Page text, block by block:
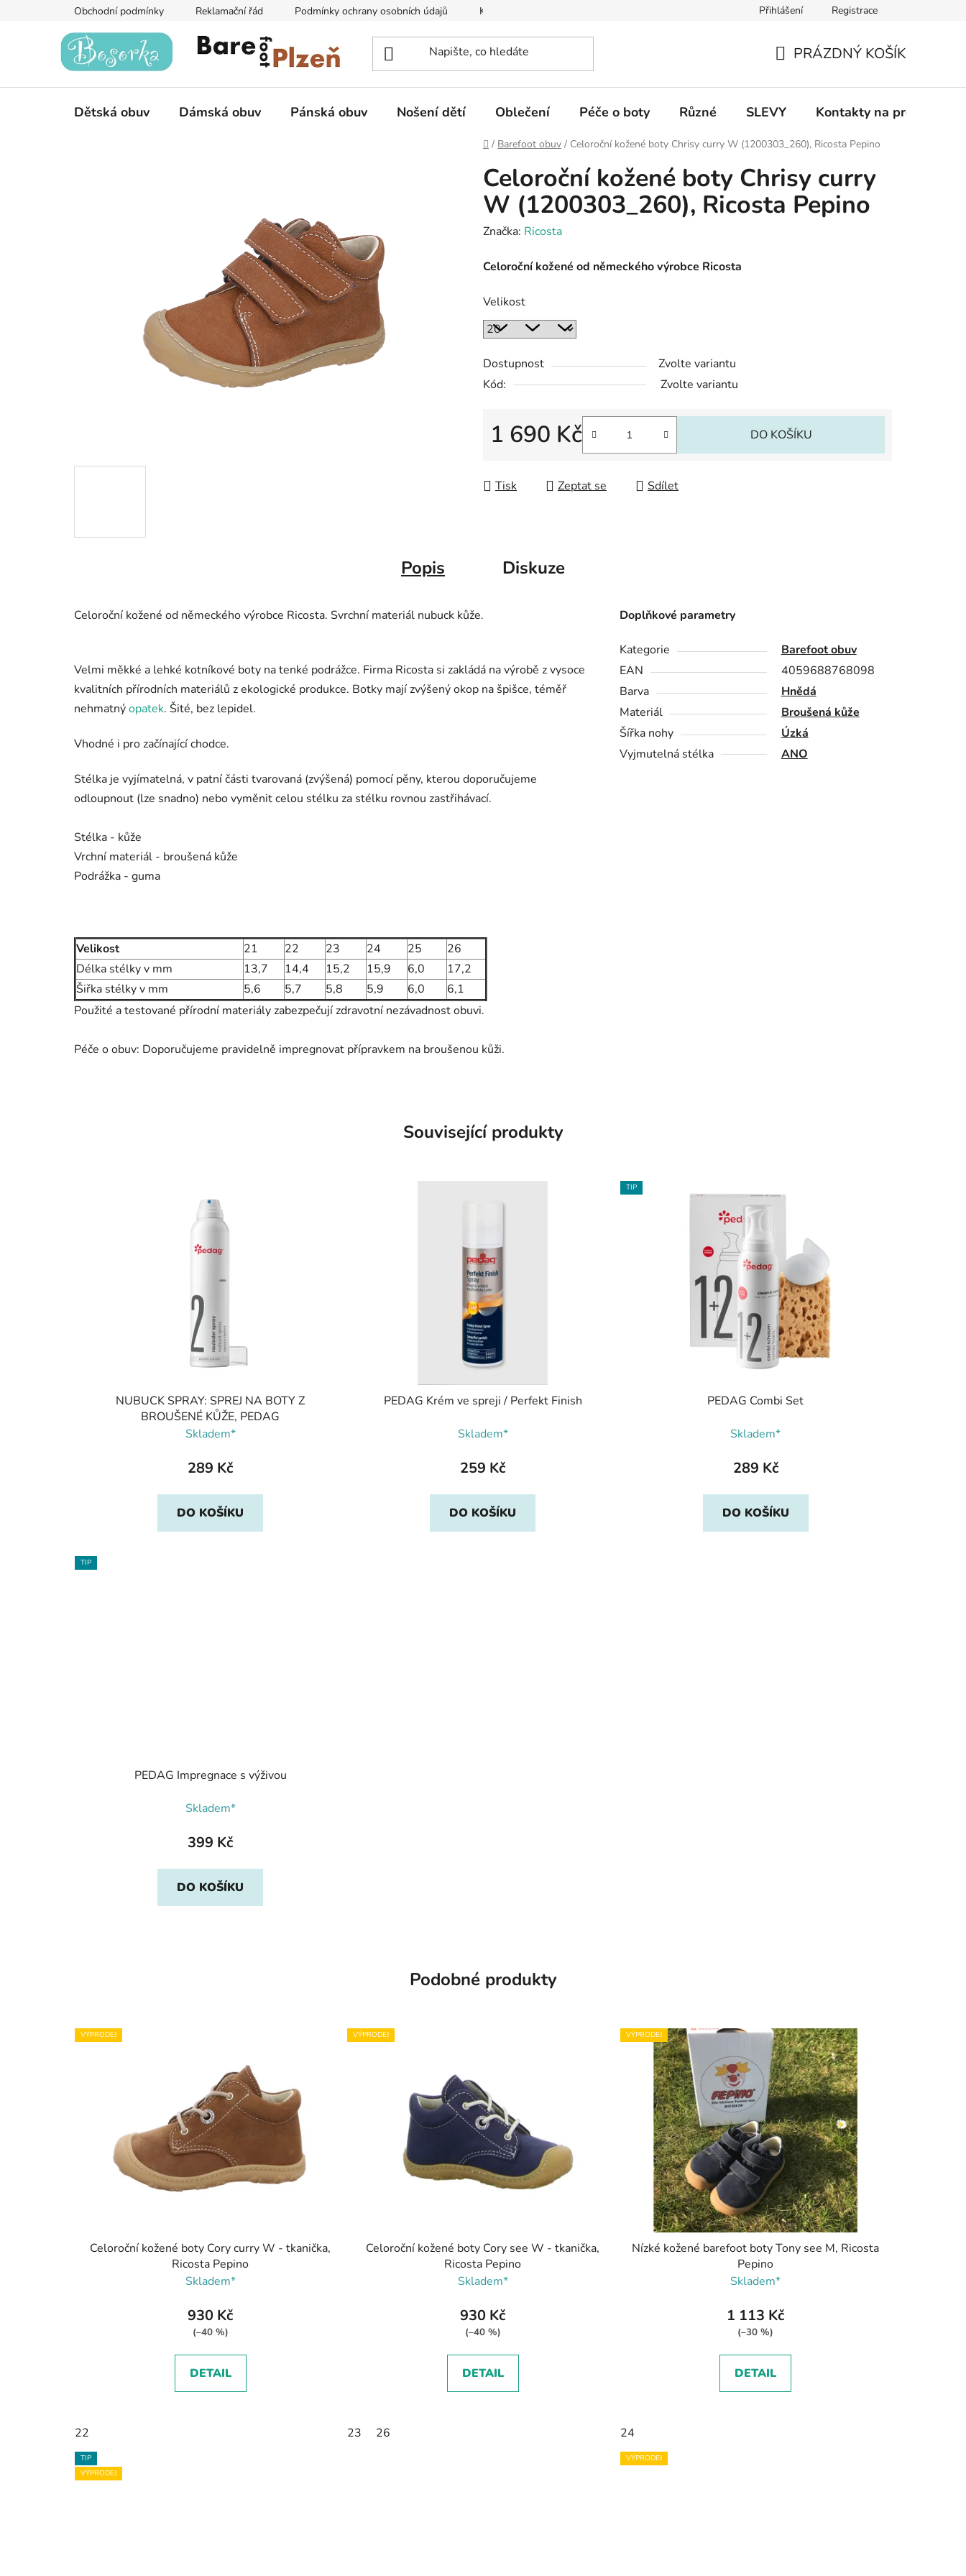
Obchodní podmínky Reklamační řád Podmínky ochrany osobních údajů Kontakty na prodejny Informace k on-line platbám Odstoupení od
Přihlášení Registrace
KOŠÍK
PRÁZDNÝ KOŠÍK
Dětská obuv Dámská obuv Pánská obuv Nošení dětí Oblečení Péče o boty Různé SLEVY Kontakty na prodejny
Domů
/ Barefoot obuv / Celoroční kožené boty Chrisy curry W (1200303_260), Ricosta Pepino
Celoroční kožené boty Chrisy curry
W (1200303_260), Ricosta Pepino
Značka: Ricosta
Celoroční kožené od německého výrobce Ricosta
Velikost
Dostupnost
Zvolte variantu
Kód:
Zvolte variantu
1 690 Kč DO KOŠÍKU
Tisk Zeptat se Sdílet
Popis Diskuze
Celoroční kožené od německého výrobce Ricosta. Svrchní materiál nubuck kůže.
Velmi měkké a lehké kotníkové boty na tenké podrážce. Firma Ricosta si zakládá na výrobě z vysoce
kvalitních přírodních materiálů z ekologické produkce. Botky mají zvýšený okop na špišce, téměř
nehmatnýopatek. Šité, bez lepidel.
Vhodné i pro začínající chodce.
Stélka je vyjímatelná, v patní části tvarovaná (zvýšená) pomocí pěny, kterou doporučujeme
odloupnout (lze snadno) nebo vyměnit celou stélku za stélku rovnou zastřihávací.
Stélka - kůže
Vrchní materiál - broušená kůže
Podrážka - guma
Velikost 21 22 23 24 25
26
Délka stélky v mm
13,7 14,4 15,2 15,9 6,0
17,2
Šiřka stélky v mm
5,6 5,7 5,8 5,9 6,0
6,1
Použité a testované přírodní materiály zabezpečují zdravotní nezávadnost obuvi.
Péče o obuv: Doporučujeme pravidelně impregnovat přípravkem na broušenou kůži.
Doplňkové parametry
Kategorie
Barefoot obuv
EAN
4059688768098
Barva
Hnědá
Materiál
Broušená kůže
Šířka nohy
Úzká
Vyjmutelná stélka
ANO
Související produkty
NUBUCK SPRAY: SPREJ NA BOTY Z
BROUŠENÉ KŮŽE, PEDAG
Skladem*
289 Kč
DO KOŠÍKU
PEDAG Krém ve spreji / Perfekt Finish
Skladem*
259 Kč
DO KOŠÍKU
TIP
PEDAG Combi Set
Skladem*
289 Kč
DO KOŠÍKU
TIP
PEDAG Impregnace s výživou
Skladem*
399 Kč
DO KOŠÍKU
Podobné produkty
VÝPRODEJ
Celoroční kožené boty Cory curry W - tkanička,
Ricosta Pepino
Skladem*
930 Kč
(–40 %)
DETAIL
22
VÝPRODEJ
Celoroční kožené boty Cory see W - tkanička,
Ricosta Pepino
Skladem*
930 Kč
(–40 %)
DETAIL
23 26
VÝPRODEJ
Nízké kožené barefoot boty Tony see M, Ricosta
Pepino
Skladem*
1 113 Kč
(–30 %)
DETAIL
24
TIP
VÝPRODEJ
VÝPRODEJ